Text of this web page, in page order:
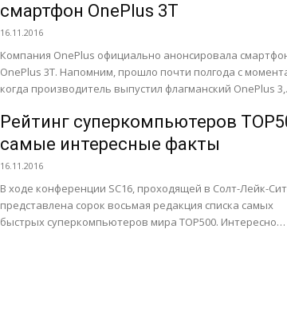
смартфон OnePlus 3T
16.11.2016
Компания OnePlus официально анонсировала
OnePlus 3T. Напомним, прошло почти полгода с
когда производитель выпустил флагманский OnePlus 3,
Рейтинг суперкомпьютеров
самые интересные факты
16.11.2016
В ходе конференции SC16, проходящей в Солт-Лейк-
представлена сорок восьмая редакция списка самых
быстрых суперкомпьютеров мира TOP500. Интересно